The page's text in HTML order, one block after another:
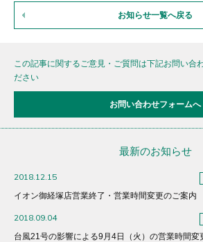
お知らせ一覧へ戻る
この記事に関するご意見・ご質問は下記お問い合
ださい
お問い合わせフォームへ
最新のお知らせ
2018.12.15
イオン御経塚店営業終了・営業時間変更のご案内
2018.09.04
台風21号の影響による9月4日（火）の営業時間変